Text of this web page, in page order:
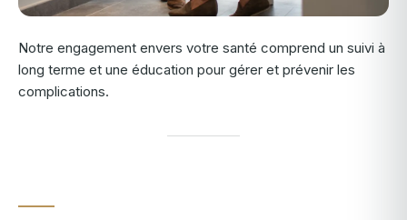
Notre engagement envers votre santé comprend un suivi à
long terme et une éducation pour gérer et prévenir les
complications.